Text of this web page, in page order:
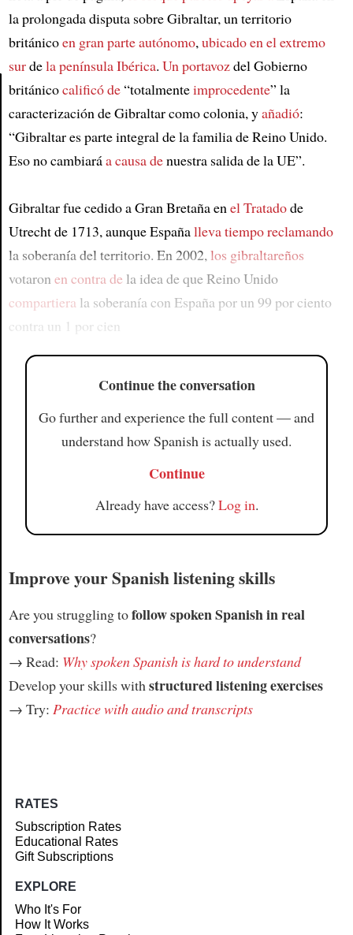
Article
la prolongada disputa sobre Gibraltar, un territorio
británicoen gran parte autónomo,ubicado en el extremo
surdela península Ibérica. Un portavozdel Gobierno
británicocalificó de“totalmenteimprocedente” la
caracterización de Gibraltar como colonia, yañadió:
“Gibraltar es parte integral de la familia de Reino Unido.
Eso no cambiaráa causa denuestra salida de la UE”.
Gibraltar fue cedido a Gran Bretaña enel Tratadode
Utrecht de 1713, aunque Españalleva tiempo reclamando
la soberanía del territorio. En 2002,los gibraltareños
votaron en contra dela idea de que Reino Unido
compartiera la soberanía con España por un 99 por ciento
contra un 1 por cien
Continue the conversation
Go further and experience the full content — and
understand how Spanish is actually used.
Continue
Already have access?Log in.
Improve your Spanish listening skills
Are you struggling tofollow spoken Spanish in real
conversations?
→ Read: Why spoken Spanish is hard to understand
Develop your skills with structured listening exercises
→ Try: Practice with audio and transcripts
RATES
Subscription Rates
Educational Rates
Gift Subscriptions
EXPLORE
Who It's For
How It Works